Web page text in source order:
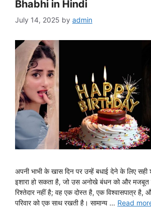
Bhabhi in Hindi
July 14, 2025 by admin
अपनी भाभी के खास दिन पर उन्हें बधाई देने के लिए
इशारा हो सकता है, जो उस अनोखे बंधन को और मजबूत
रिश्तेदार नहीं है; वह एक दोस्त है, एक विश्वासपात्र है,
परिवार को एक साथ रखती है। सामान्य … Read